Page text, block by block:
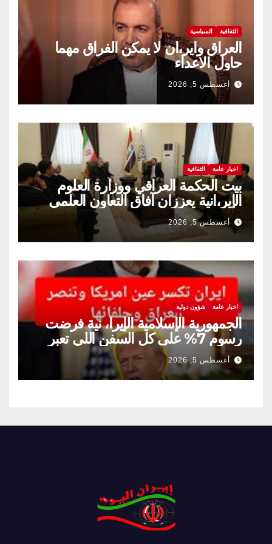
الثقافية السياسية
العراق واير،ان لا يمكن الفراق مهما
حاول الاعداء
أغسطس 5, 2026
اخبار عامة الثقافية
بيت الحكمة العراقي ووزارة العلوم
الإير،انية يعززان آفاق التعاون العلمي
والثقافي.
أغسطس 5, 2026
اخبار عامة شؤون دولية
الجمهورية الإسلامية الإيرا، نية فرضت
رسوم 7% على كل السفن اللي تعبر
مضيق هرمز
أغسطس 5, 2026